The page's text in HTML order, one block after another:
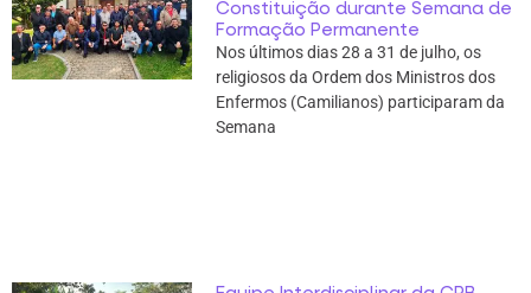
Constituição durante Semana de
Formação Permanente
Nos últimos dias 28 a 31 de julho, os
religiosos da Ordem dos Ministros dos
Enfermos (Camilianos) participaram da
Semana